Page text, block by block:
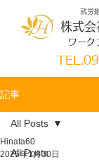
就労
株式会
ワーク
TEL.
記事
All Posts
All Posts
Hinata60
2025年1月30日